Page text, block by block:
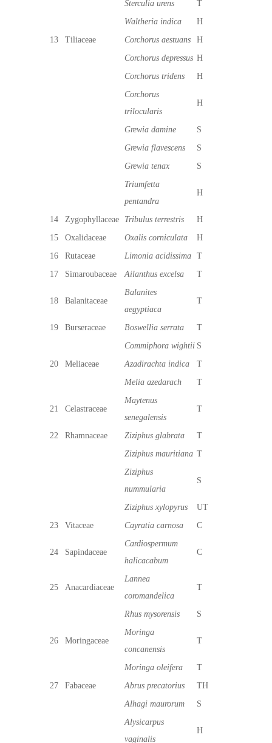
Sterculia urens
T
Waltheria indica
H
13
Tiliaceae Corchorus aestuans
H
Corchorus depressus H
Corchorus tridens
H
Corchorus
trilocularis
H
Grewia damine
S
Grewia flavescens
S
Grewia tenax
S
Triumfetta
pentandra
H
14 Zygophyllaceae Tribulus terrestris
H
15
Oxalidaceae Oxalis corniculata
H
16
Rutaceae Limonia acidissima
T
17
Simaroubaceae Ailanthus excelsa T
18 Balanitaceae
Balanites
aegyptiaca
T
19 Burseraceae Boswellia serrata
T
Commiphora wightii S
20
Meliaceae Azadirachta indica
T
Melia azedarach
T
21 Celastraceae
Maytenus
senegalensis
T
22 Rhamnaceae Ziziphus glabrata
T
Ziziphus mauritiana T
Ziziphus
nummularia
S
Ziziphus xylopyrus
UT
23
Vitaceae Cayratia carnosa C
24 Sapindaceae
Cardiospermum
halicacabum
C
25 Anacardiaceae
Lannea
coromandelica
T
Rhus mysorensis S
26 Moringaceae
Moringa
concanensis
T
Moringa oleifera
T
27
Fabaceae Abrus precatorius
TH
Alhagi maurorum
S
Alysicarpus
vaginalis
H